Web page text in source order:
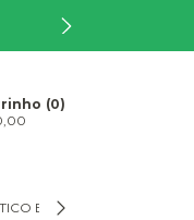
(0)
ELÉTRICO